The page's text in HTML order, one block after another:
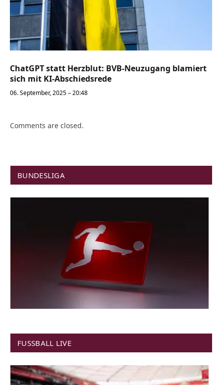
ChatGPT statt Herzblut: BVB-Neuzugang blamiert
sich mit KI-Abschiedsrede
06. September, 2025 – 20:48
Comments are closed.
BUNDESLIGA
FUSSBALL LIVE